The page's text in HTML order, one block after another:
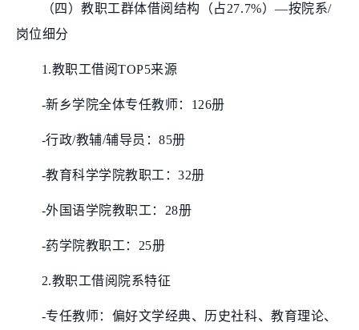
（四）教职工群体借阅结构（占27.7%）—按院系/
岗位细分
1.教职工借阅TOP5来源
-新乡学院全体专任教师：126册
-行政/教辅/辅导员：85册
-教育科学学院教职工：32册
-外国语学院教职工：28册
-药学院教职工：25册
2.教职工借阅院系特征
-专任教师：偏好文学经典、历史社科、教育理论、